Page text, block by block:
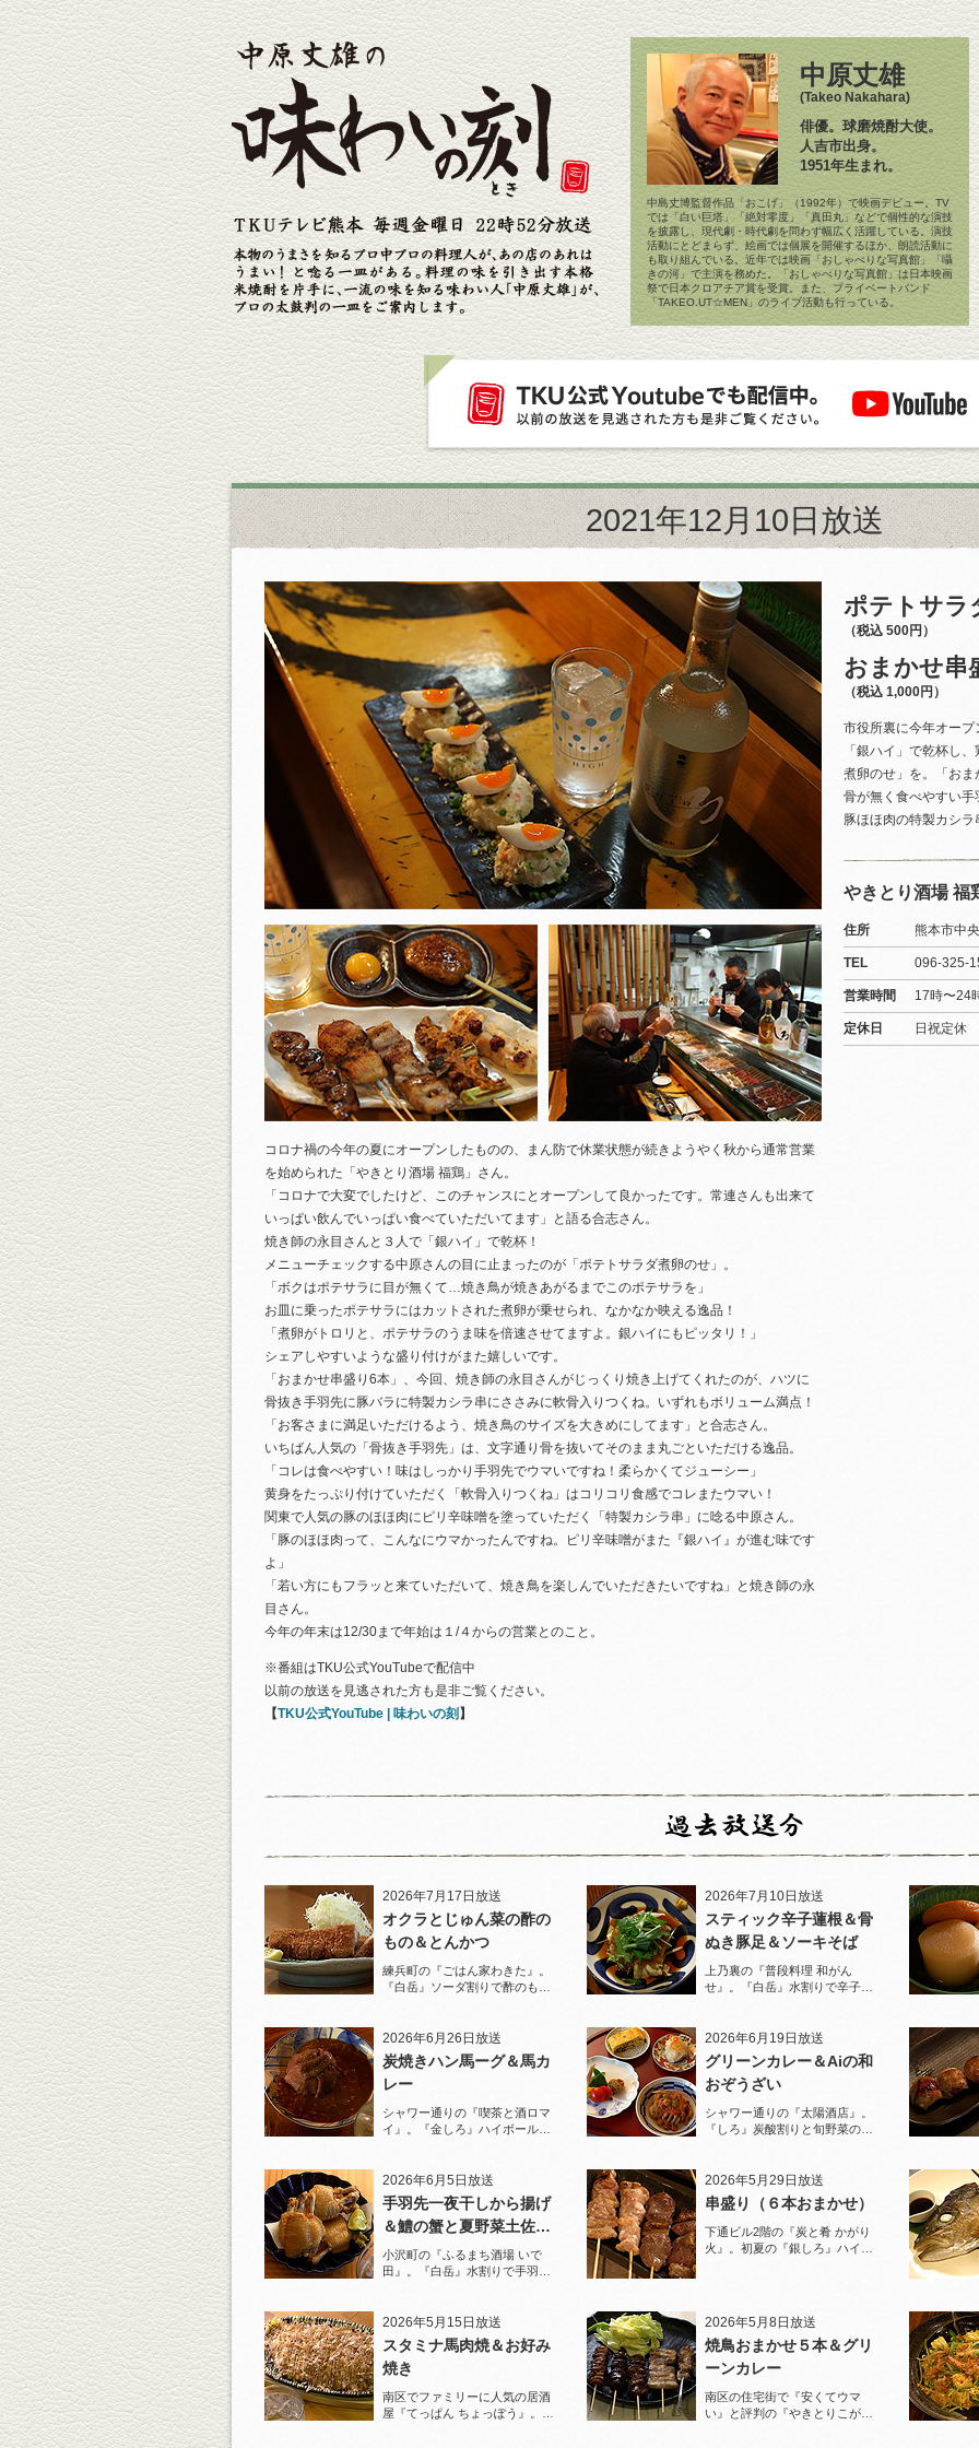
中原丈雄
(Takeo Nakahara)
俳優。球磨焼酎大使。
人吉市出身。
1951年生まれ。
中島丈博監督作品「おこげ」（1992年）で映画デビュー。TV
では「白い巨塔」「絶対零度」「真田丸」などで個性的な演技
を披露し、現代劇・時代劇を問わず幅広く活躍している。演技
活動にとどまらず、絵画では個展を開催するほか、朗読活動に
も取り組んでいる。近年では映画「おしゃべりな写真館」「囁
きの河」で主演を務めた。「おしゃべりな写真館」は日本映画
祭で日本クロアチア賞を受賞。また、プライベートバンド
「TAKEO.UT☆MEN」のライブ活動も行っている。
2021年12月10日放送
ポテトサラ
（税込 500円）
おまかせ串
（税込 1,000円）
市役所裏に今年オー
「銀ハイ」で乾杯し
煮卵のせ」を。「お
骨が無く食べやすい
豚ほほ肉の特製カシ
コロナ禍の今年の夏にオープンしたものの、まん防で休業状態が続きようやく秋から通常営業
を始められた「やきとり酒場 福鶏」さん。
「コロナで大変でしたけど、このチャンスにとオープンして良かったです。常連さんも出来て
いっぱい飲んでいっぱい食べていただいてます」と語る合志さん。
焼き師の永目さんと３人で「銀ハイ」で乾杯！
メニューチェックする中原さんの目に止まったのが「ポテトサラダ煮卵のせ」。
「ボクはポテサラに目が無くて…焼き鳥が焼きあがるまでこのポテサラを」
お皿に乗ったポテサラにはカットされた煮卵が乗せられ、なかなか映える逸品！
「煮卵がトロリと、ポテサラのうま味を倍速させてますよ。銀ハイにもピッタリ！」
シェアしやすいような盛り付けがまた嬉しいです。
「おまかせ串盛り6本」、今回、焼き師の永目さんがじっくり焼き上げてくれたのが、ハツに
骨抜き手羽先に豚バラに特製カシラ串にささみに軟骨入りつくね。いずれもボリューム満点！
「お客さまに満足いただけるよう、焼き鳥のサイズを大きめにしてます」と合志さん。
いちばん人気の「骨抜き手羽先」は、文字通り骨を抜いてそのまま丸ごといただける逸品。
「コレは食べやすい！味はしっかり手羽先でウマいですね！柔らかくてジューシー」
黄身をたっぷり付けていただく「軟骨入りつくね」はコリコリ食感でコレまたウマい！
関東で人気の豚のほほ肉にピリ辛味噌を塗っていただく「特製カシラ串」に唸る中原さん。
「豚のほほ肉って、こんなにウマかったんですね。ピリ辛味噌がまた『銀ハイ』が進む味です
よ」
「若い方にもフラッと来ていただいて、焼き鳥を楽しんでいただきたいですね」と焼き師の永
目さん。
今年の年末は12/30まで年始は１/４からの営業とのこと。
※番組はTKU公式YouTubeで配信中
以前の放送を見逃された方も是非ご覧ください。
【TKU公式YouTube | 味わいの刻 】
やきとり酒場 福
住所 熊本市中
TEL 096-325-
営業時間 17時〜24
定休日 日祝定休
2026年7月17日放送
オクラとじゅん菜の酢の
もの＆とんかつ
練兵町の『ごはん家わきた』。
『白岳』ソーダ割りで酢のもの
2026年7月10日放送
スティック辛子蓮根＆骨
ぬき豚足＆ソーキそば
上乃裏の『普段料理 和がん
せ』。『白岳』水割りで辛子蓮
2026年6月26日放送
炭焼きハン馬ーグ＆馬カ
レー
シャワー通りの『喫茶と酒ロマ
イ』。『金しろ』ハイボールで
2026年6月19日放送
グリーンカレー＆Aiの和
おぞうざい
シャワー通りの『太陽酒店』。
『しろ』炭酸割りと旬野菜のお
2026年6月5日放送
手羽先一夜干しから揚げ
＆鱧の蟹と夏野菜土佐酢
ジュレがけ
小沢町の『ふるまち酒場 いで
田』。『白岳』水割りで手羽先
2026年5月29日放送
串盛り（６本おまかせ）
下通ビル2階の『炭と肴 かがり
火』。初夏の『銀しろ』ハイボ
2026年5月15日放送
スタミナ馬肉焼＆お好み
焼き
南区でファミリーに人気の居酒
屋『てっぱん ちょっぽう』。王
2026年5月8日放送
焼鳥おまかせ５本＆グリ
ーンカレー
南区の住宅街で『安くてウマ
い』と評判の『やきとりこがめ